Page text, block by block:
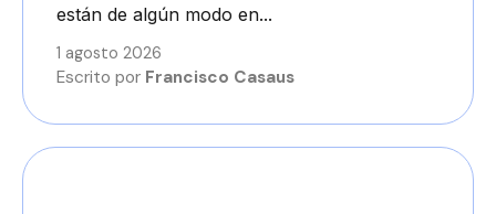
están de algún modo en...
1 agosto 2026
Escrito por Francisco Casaus